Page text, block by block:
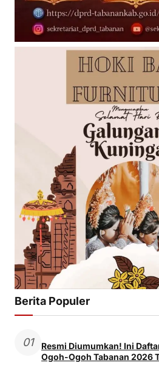
Berita Populer
01
Resmi Diumumkan! Ini
Ogoh-Ogoh Tabanan 2026